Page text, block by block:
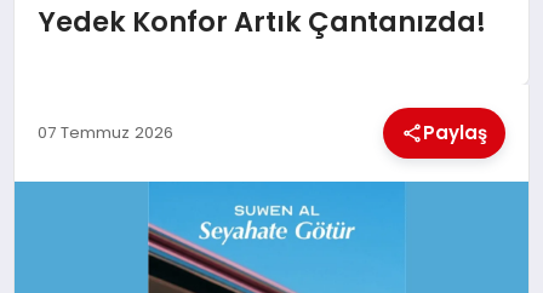
SAĞLIK
BESLENME
Yedek Konfor Artık Çantanızda!
07 Temmuz 2026 Paylaş